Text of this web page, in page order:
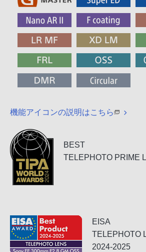
機能アイコンの説明はこちら
BEST
TELEPHOTO PRIME
EISA
TELEPHOTO
2024-2025